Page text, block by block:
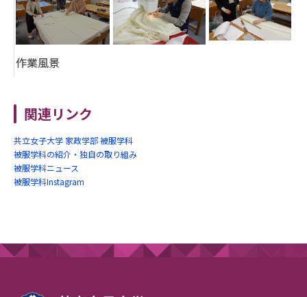
作業風景
関連リンク
共立女子大学 家政学部 被服学科
被服学科の紹介・独自の取り組み
被服学科ニュース
被服学科Instagram